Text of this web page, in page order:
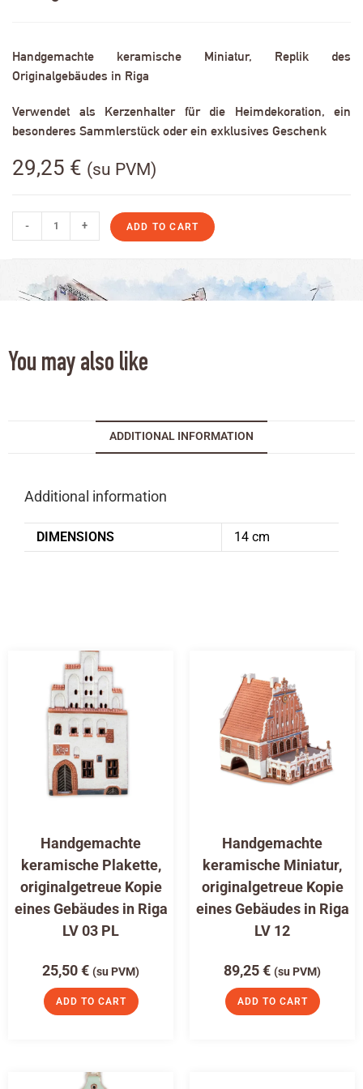
Handgemachte keramische Miniatur, Replik des
Originalgebäudes in Riga
Verwendet als Kerzenhalter für die Heimdekoration, ein
besonderes Sammlerstück oder ein exklusives Geschenk
29,25 € (su PVM)
- + ADD TO CART
You may also like
ADDITIONAL INFORMATION
Additional information
DIMENSIONS 14 cm
Handgemachte
keramische Plakette,
originalgetreue Kopie
eines Gebäudes in Riga
LV 03 PL
25,50€ (su PVM)
ADD TO CART
Handgemachte
keramische Miniatur,
originalgetreue Kopie
eines Gebäudes in Riga
LV 12
89,25€ (su PVM)
ADD TO CART